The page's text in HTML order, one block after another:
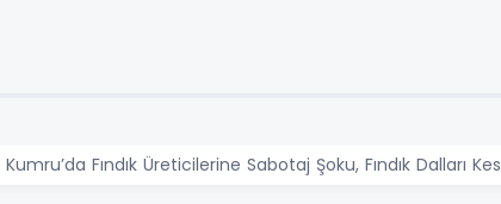
Kumru’da Fındık Üreticilerine Sabotaj Şoku, Fındık Dalları